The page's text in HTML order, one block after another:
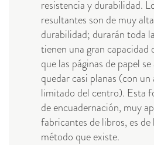
resistencia y durabilidad.
resultantes son de muy
durabilidad; durarán toda
tienen una gran capacidad
que las páginas de papel
quedar casi planas (con
limitado del centro). Esta
de encuadernación, muy
fabricantes de libros, es
método que existe.